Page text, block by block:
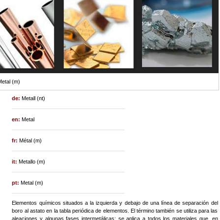
(m)
de:Metall (nt)
en:Metal
fr:Métal (m)
it:Metallo (m)
pt:Metal (m)
Elementos químicos situados a la izquierda y debajo de una línea de separación del
boro al astato en la tabla periódica de elementos. El término también se utiliza para las
aleaciones y algunas fases intermetálicas; se aplica a todos los materiales que, en